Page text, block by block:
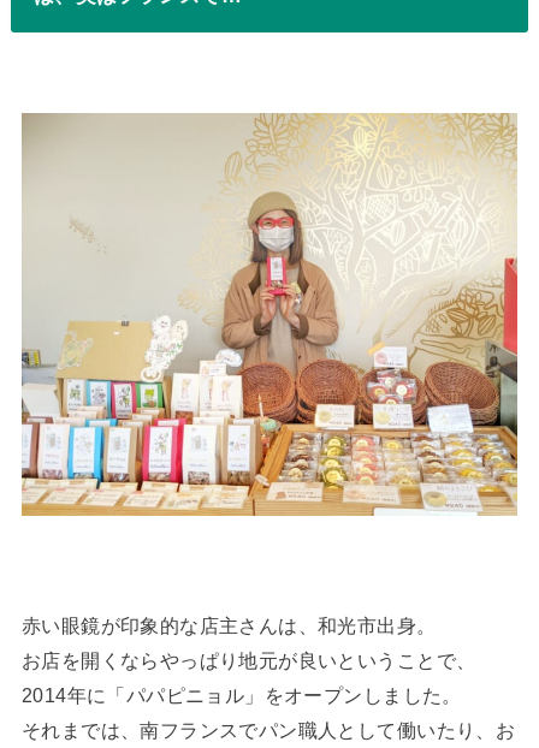
赤い眼鏡が印象的な店主さんは、和光市出身。
お店を開くならやっぱり地元が良いということで、
2014年に「パパピニョル」をオープンしました。
それまでは、南フランスでパン職人として働いたり、お